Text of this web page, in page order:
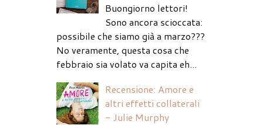
Buongiorno lettori!
Sono ancora scioccata:
possibile che siamo già a marzo???
No veramente, questa cosa che
febbraio sia volato va capita eh...
Recensione: Amore e
altri effetti collaterali
- Julie Murphy